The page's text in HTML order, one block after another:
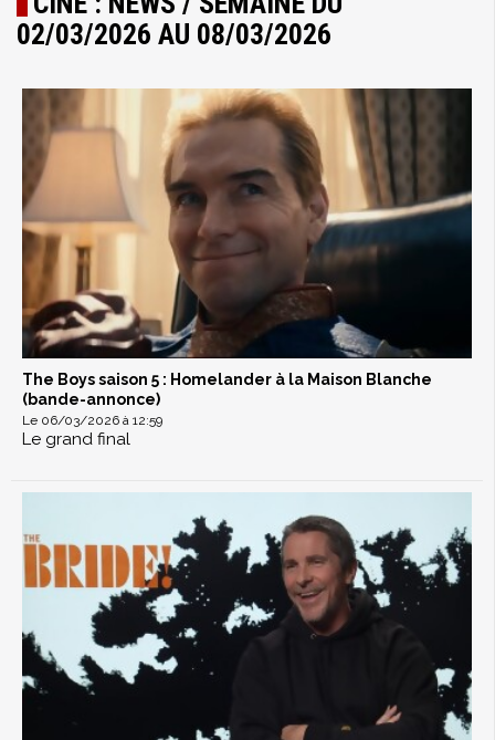
02/03/2026 AU 08/03/2026
The Boys saison 5 : Homelander à la Maison Blanche
(bande-annonce)
Le 06/03/2026 à 12:59
Le grand final